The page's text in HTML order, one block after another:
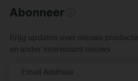
Abonneer
Krijg updates over nieuwe
en ander interessant nieuws
Email Address